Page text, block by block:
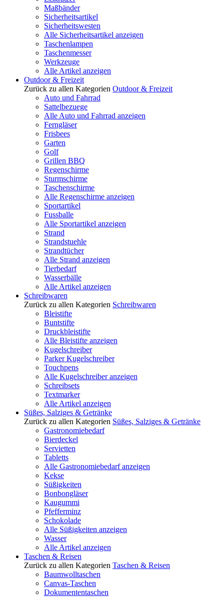
Maßbänder
Sicherheitsartikel
Sicherheitswesten
Alle Sicherheitsartikel anzeigen
Taschenlampen
Taschenmesser
Werkzeuge
Alle Artikel anzeigen
Outdoor & Freizeit
Zurück zu allen Kategorien Outdoor & Freizeit
Auto und Fahrrad
Sattelbezuege
Alle Auto und Fahrrad anzeigen
Ferngläser
Frisbees
Garten
Golf
Grillen BBQ
Regenschirme
Sturmschirme
Taschenschirme
Alle Regenschirme anzeigen
Sportartikel
Fussballe
Alle Sportartikel anzeigen
Strand
Strandstuehle
Strandtücher
Alle Strand anzeigen
Tierbedarf
Wasserbälle
Alle Artikel anzeigen
Schreibwaren
Zurück zu allen Kategorien Schreibwaren
Bleistifte
Buntstifte
Druckbleistifte
Alle Bleistifte anzeigen
Kugelschreiber
Parker Kugelschreiber
Touchpens
Alle Kugelschreiber anzeigen
Schreibsets
Textmarker
Alle Artikel anzeigen
Süßes, Salziges & Getränke
Zurück zu allen Kategorien Süßes, Salziges & Getränke
Gastronomiebedarf
Bierdeckel
Servietten
Tabletts
Alle Gastronomiebedarf anzeigen
Kekse
Süßigkeiten
Bonbongläser
Kaugummi
Pfefferminz
Schokolade
Alle Süßigkeiten anzeigen
Wasser
Alle Artikel anzeigen
Taschen & Reisen
Zurück zu allen Kategorien Taschen & Reisen
Baumwolltaschen
Canvas-Taschen
Dokumententaschen